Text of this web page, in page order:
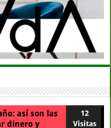
así son las
dinero y
12
Visitas